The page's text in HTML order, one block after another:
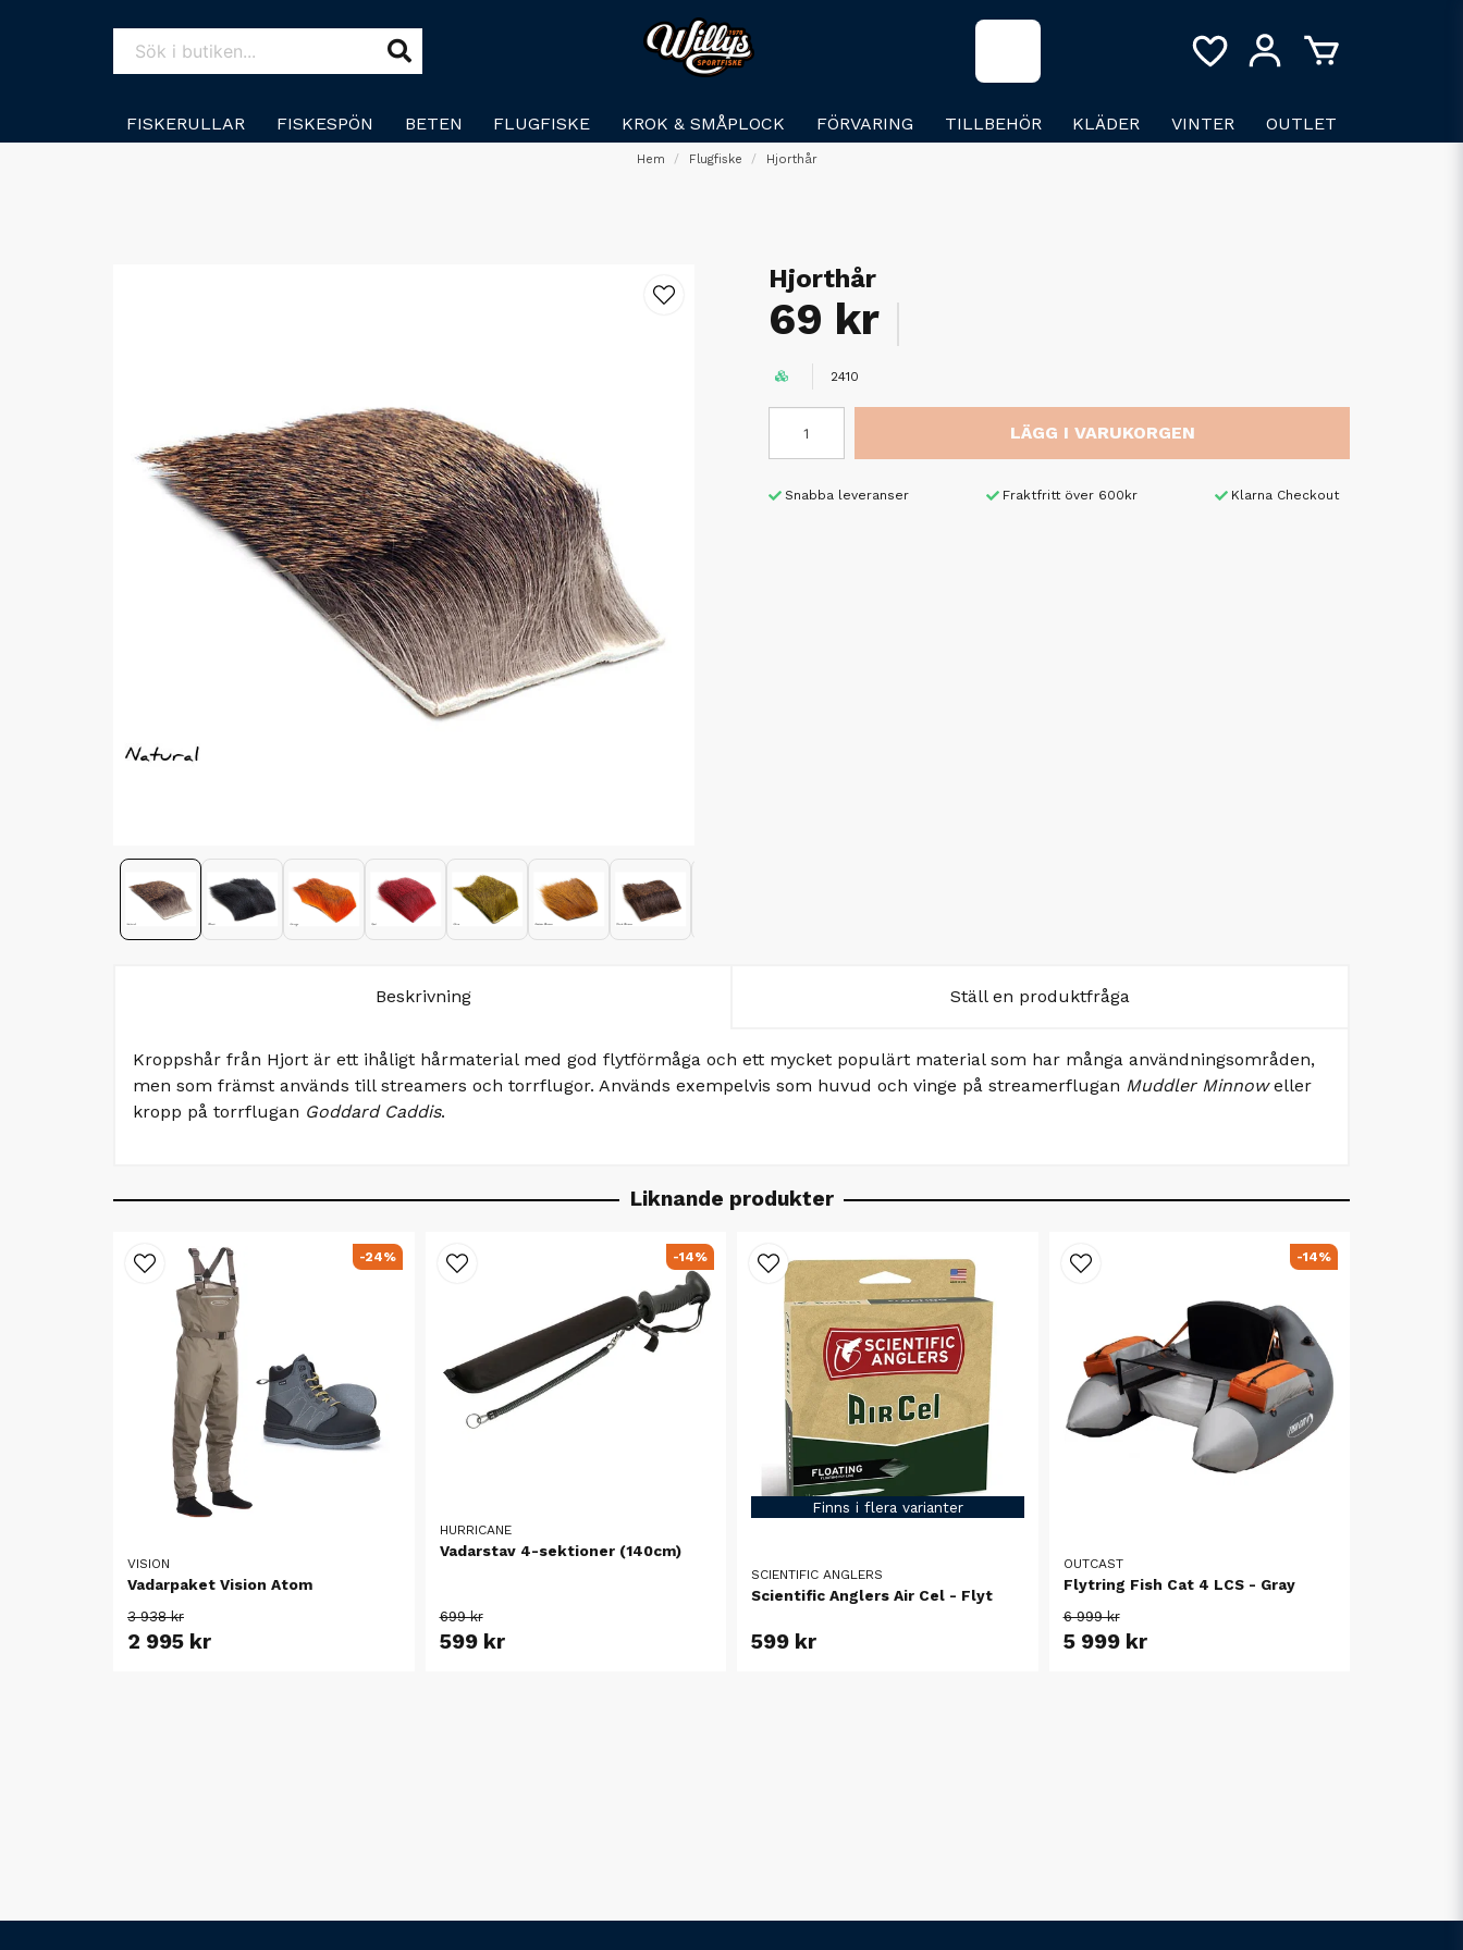
FISKERULLAR FISKESPÖN BETEN FLUGFISKE KROK & SMÅPLOCK FÖRVARING TILLBEHÖR KLÄDER VINTER OUTLET
Hem Flugfiske Hjorthår
Hjorthår
69 kr
2410
LÄGG I VARUKORGEN
Snabba leveranser Fraktfritt över 600kr Klarna Checkout
Beskrivning Ställ en produktfråga
Kroppshår från Hjort är ett ihåligt hårmaterial med god flytförmåga och ett mycket populärt material som har många användningsområden,
men som främst används till streamers och torrflugor. Används exempelvis som huvud och vinge på streamerflugan Muddler Minnoweller
kropp på torrflugan Goddard Caddis.
Liknande produkter
VISION
Vadarpaket Vision Atom
3 938 kr
2 995 kr
-24%
HURRICANE
Vadarstav 4-sektioner (140cm)
699 kr
599 kr
-14%
Finns i flera varianter
SCIENTIFIC ANGLERS
Scientific Anglers Air Cel - Flyt
599 kr
OUTCAST
Flytring Fish Cat 4 LCS - Gray
6 999 kr
5 999 kr
-14%